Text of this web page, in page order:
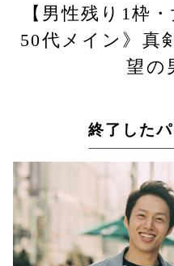
【男性残り1枠
50代メイン》真
望の
終了した